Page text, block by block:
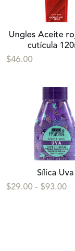
Ungles Aceite
cutícula
$46.00
Sílica Uva
$29.00 - $93.00